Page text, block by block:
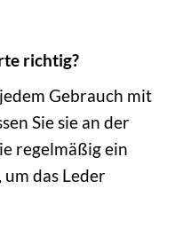
richtig?
Gebrauch mit
Sie sie an der
regelmäßig ein
das Leder